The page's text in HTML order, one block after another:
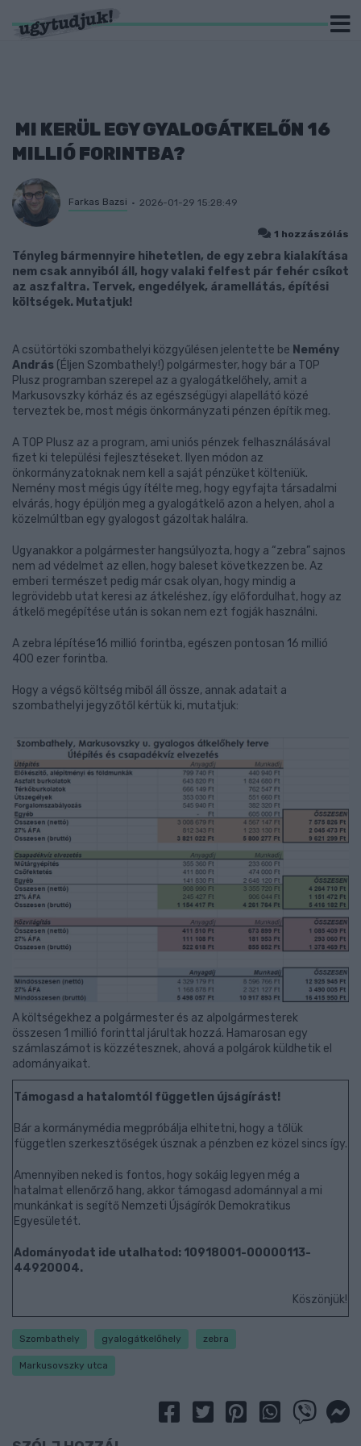
MI KERÜL EGY GYALOGÁTKELŐN 16
MILLIÓ FORINTBA?
Farkas Bazsi 2026-01-29 15:28:49
1 hozzászólás
Tényleg bármennyire hihetetlen, de egy zebra kialakítása
nem csak annyiból áll, hogy valaki felfest pár fehér csíkot
az aszfaltra. Tervek, engedélyek, áramellátás, építési
költségek. Mutatjuk!
A csütörtöki szombathelyi közgyűlésen jelentette be Nemény
András (Éljen Szombathely!) polgármester, hogy bár a TOP
Plusz programban szerepel az a gyalogátkelőhely, amit a
Markusovszky kórház és az egészségügyi alapellátó közé
terveztek be, most mégis önkormányzati pénzen építik meg.
A TOP Plusz az a program, ami uniós pénzek felhasználásával
fizet ki települési fejlesztéseket. Ilyen módon az
önkormányzatoknak nem kell a saját pénzüket költeniük.
Nemény most mégis úgy ítélte meg, hogy egyfajta társadalmi
elvárás, hogy épüljön meg a gyalogátkelő azon a helyen, ahol a
közelmúltban egy gyalogost gázoltak halálra.
Ugyanakkor a polgármester hangsúlyozta, hogy a “zebra” sajnos
nem ad védelmet az ellen, hogy baleset következzen be. Az
emberi természet pedig már csak olyan, hogy mindig a
legrövidebb utat keresi az átkeléshez, így előfordulhat, hogy az
átkelő megépítése után is sokan nem ezt fogják használni.
A zebra lépítése16 millió forintba, egészen pontosan 16 millió
400 ezer forintba.
Hogy a végső költség miből áll össze, annak adatait a
szombathelyi jegyzőtől kértük ki, mutatjuk:
A költségekhez a polgármester és az alpolgármesterek
összesen 1 millió forinttal járultak hozzá. Hamarosan egy
számlaszámot is közzétesznek, ahová a polgárok küldhetik el
adományaikat.
Támogasd a hatalomtól független újságírást!
Bár a kormánymédia megpróbálja elhitetni, hogy a tőlük
független szerkesztőségek úsznak a pénzben ez közel sincs így.
Amennyiben neked is fontos, hogy sokáig legyen még a
hatalmat ellenőrző hang, akkor támogasd adománnyal a mi
munkánkat is segítő Nemzeti Újságírók Demokratikus
Egyesületét.
Adományodat ide utalhatod: 10918001-00000113-
44920004.
Köszönjük!
Szombathely gyalogátkelőhely zebra
Markusovszky utca